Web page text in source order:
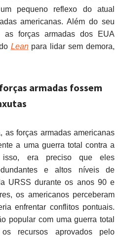
pequeno reflexo do atual
americanas. Além do seu
as forças armadas dos EUA
Leanpara lidar sem demora,
armadas fossem
as forças armadas americanas
a uma guerra total contra a
isso, era preciso que eles
e altos níveis de
URSS durante os anos 90 e
os americanos perceberam
enfrentar conflitos pontuais.
popular com uma guerra total
recursos aprovados pelo